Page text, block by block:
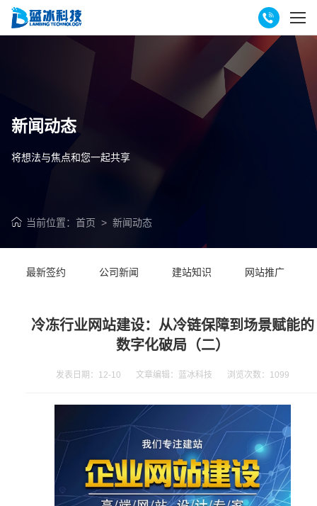
新闻动态
将想法与焦点和您一起共享
当前位置： 首页 > 新闻动态
最新签约 公司新闻 建站知识 网站推广
冷冻行业网站建设：从冷链保障到场景赋能的
数字化破局（二）
发表日期：12-10 文章编辑：蓝冰科技 浏览次数： 1099